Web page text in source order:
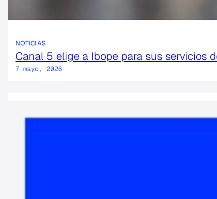
NOTICIAS
Canal 5 elige a Ibope para sus servicios
7 mayo, 2026